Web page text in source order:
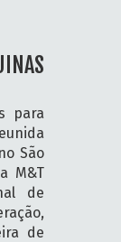
para
São
M&T
de
de